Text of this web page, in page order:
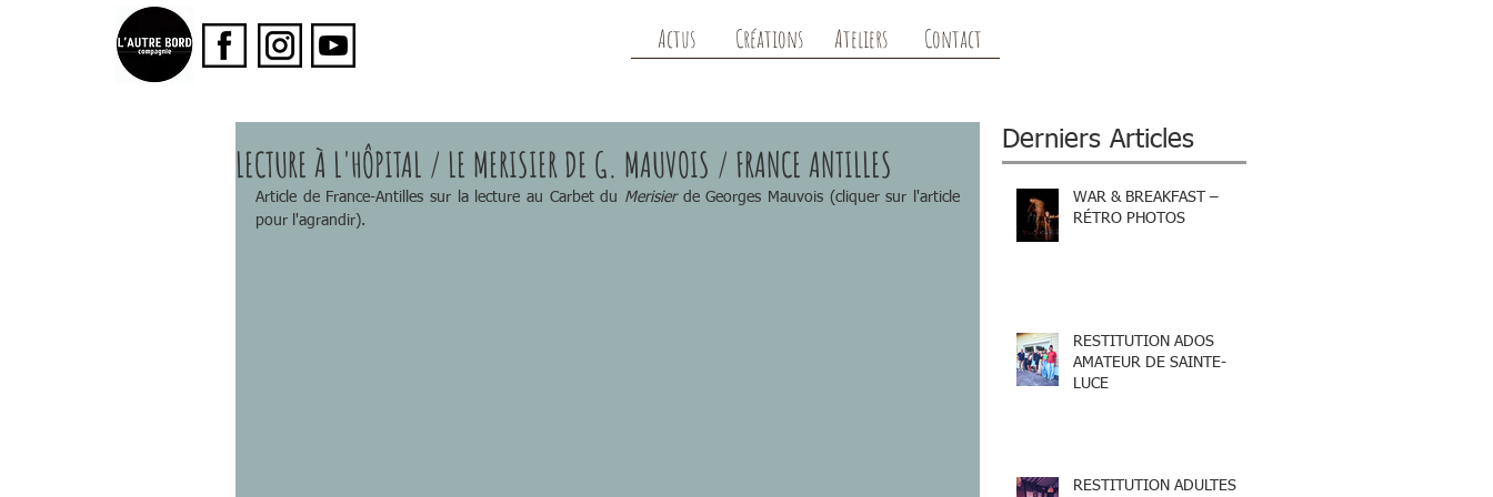
Actus Créations Ateliers Contact
LECTURE À L'HÔPITAL / LE MERISIER DE G. MAUVOIS / FRANCE ANTILLES
Article de France-Antilles sur la lecture au Carbet du Merisier de Georges Mauvois (cliquer sur l'article
pour l'agrandir).
Derniers Articles
WAR & BREAKFAST –
RÉTRO PHOTOS
RESTITUTION ADOS
AMATEUR DE SAINTE-
LUCE
RESTITUTION ADULTES